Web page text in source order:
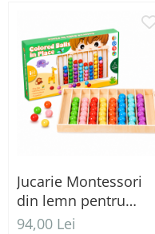
Jucarie Montessori
din lemn pentru
sortarea bilelor
94,00 Lei